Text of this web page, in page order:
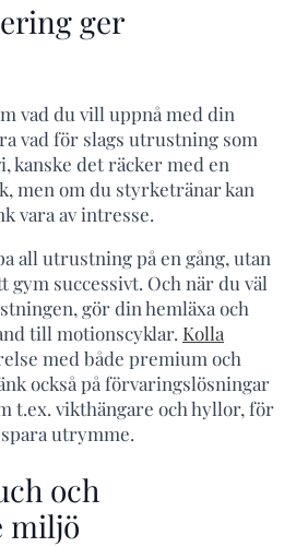
ger
vad du vill uppnå med din
vad för slags utrustning som
kanske det räcker med en
men om du styrketränar kan
vara av intresse.
all utrustning på en gång, utan
gym successivt. Och när du väl
gör din hemläxa och
till motionscyklar. Kolla
med både premium och
också på förvaringslösningar
t.ex. vikthängare och hyllor, för
utrymme.
och
miljö